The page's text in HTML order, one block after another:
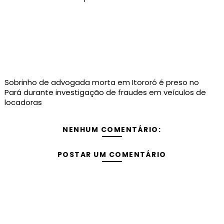
Sobrinho de advogada morta em Itororó é preso no
Pará durante investigação de fraudes em veículos de
locadoras
NENHUM COMENTÁRIO:
POSTAR UM COMENTÁRIO